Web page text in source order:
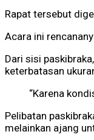
Rapat tersebut
Acara ini
Dari sisi
keterbatasan
“Karena
Pelibatan
melainkan ajang